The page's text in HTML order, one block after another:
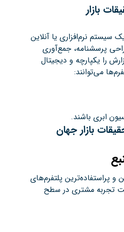
بازار
سیستم نرم‌افزاری یا آنلاین
پرسشنامه، جمع‌آوری
را یکپارچه و دیجیتال
می‌توانند:
ابری باشند.
بازار جهان
و پراستفاده‌ترین پلتفرم‌های
تجربه مشتری در سطح